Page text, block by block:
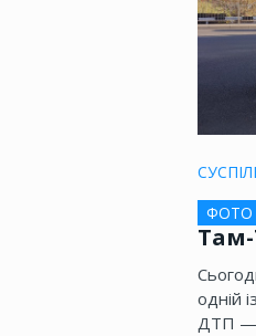
ФОТО
Там-
одній
ДТП —